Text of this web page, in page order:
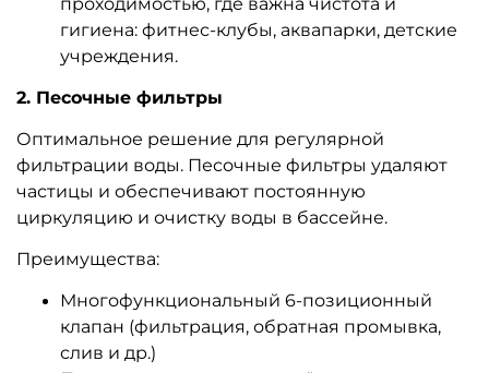
гигиена: фитнес-клубы, аквапарки, детские
учреждения.
2. Песочные фильтры
Оптимальное решение для регулярной
фильтрации воды. Песочные фильтры удаляют
частицы и обеспечивают постоянную
циркуляцию и очистку воды в бассейне.
Преимущества:
Многофункциональный 6-позиционный
клапан (фильтрация, обратная промывка,
слив и др.)